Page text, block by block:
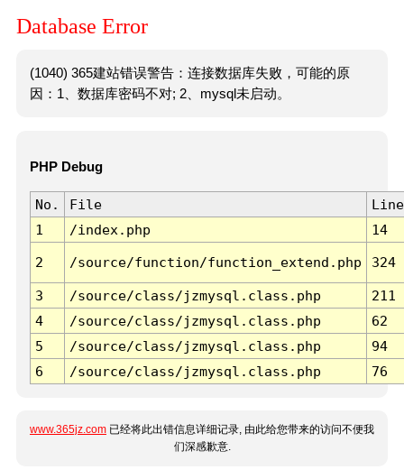
Database Error
(1040) 365建站错误警告：连接数据库失败，可能的原
因：1、数据库密码不对; 2、mysql未启动。
PHP Debug
No. File
Line
1
/index.php 14
2 /source/function/function_extend.php 324
3 /source/class/jzmysql.class.php
211
4
/source/class/jzmysql.class.php
62
5
/source/class/jzmysql.class.php
94
6
/source/class/jzmysql.class.php 76
www.365jz.com 已经将此出错信息详细记录, 由此给您带来的访问不便我
们深感歉意.